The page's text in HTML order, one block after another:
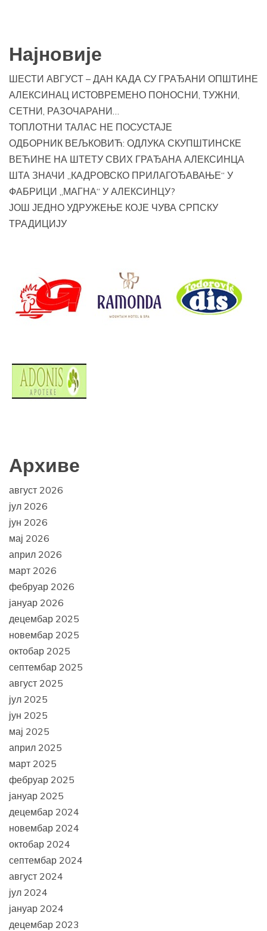
Најновије
ШЕСТИ АВГУСТ – ДАН КАДА СУ ГРАЂАНИ ОПШТИНЕ
АЛЕКСИНАЦ ИСТОВРЕМЕНО ПОНОСНИ, ТУЖНИ,
СЕТНИ, РАЗОЧАРАНИ…
ТОПЛОТНИ ТАЛАС НЕ ПОСУСТАЈЕ
ОДБОРНИК ВЕЉКОВИЋ: ОДЛУКА СКУПШТИНСКЕ
ВЕЋИНЕ НА ШТЕТУ СВИХ ГРАЂАНА АЛЕКСИНЦА
ШТА ЗНАЧИ „КАДРОВСКО ПРИЛАГОЂАВАЊЕ“ У
ФАБРИЦИ „МАГНА“ У АЛЕКСИНЦУ?
ЈОШ ЈЕДНО УДРУЖЕЊЕ КОЈЕ ЧУВА СРПСКУ
ТРАДИЦИЈУ
Архиве
август 2026
јул 2026
јун 2026
мај 2026
април 2026
март 2026
фебруар 2026
јануар 2026
децембар 2025
новембар 2025
октобар 2025
септембар 2025
август 2025
јул 2025
јун 2025
мај 2025
април 2025
март 2025
фебруар 2025
јануар 2025
децембар 2024
новембар 2024
октобар 2024
септембар 2024
август 2024
јул 2024
јануар 2024
децембар 2023